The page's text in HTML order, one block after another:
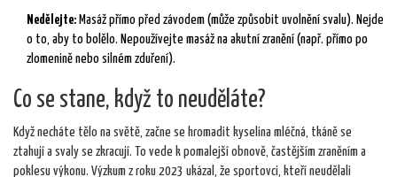
Nedělejte: Masáž přímo před závodem (může způsobit uvolnění svalu). Nejde
o to, aby to bolělo. Nepoužívejte masáž na akutní zranění (např. přímo po
zlomenině nebo silném zduření).
Co se stane, když to neuděláte?
Když necháte tělo na světě, začne se hromadit kyselina mléčná, tkáně se
ztahují a svaly se zkracují. To vede k pomalejší obnově, častějším zraněním a
poklesu výkonu. Výzkum z roku 2023 ukázal, že sportovci, kteří neudělali